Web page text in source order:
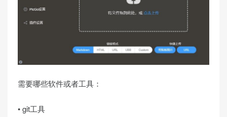
需要哪些软件或者工具：
• git工具